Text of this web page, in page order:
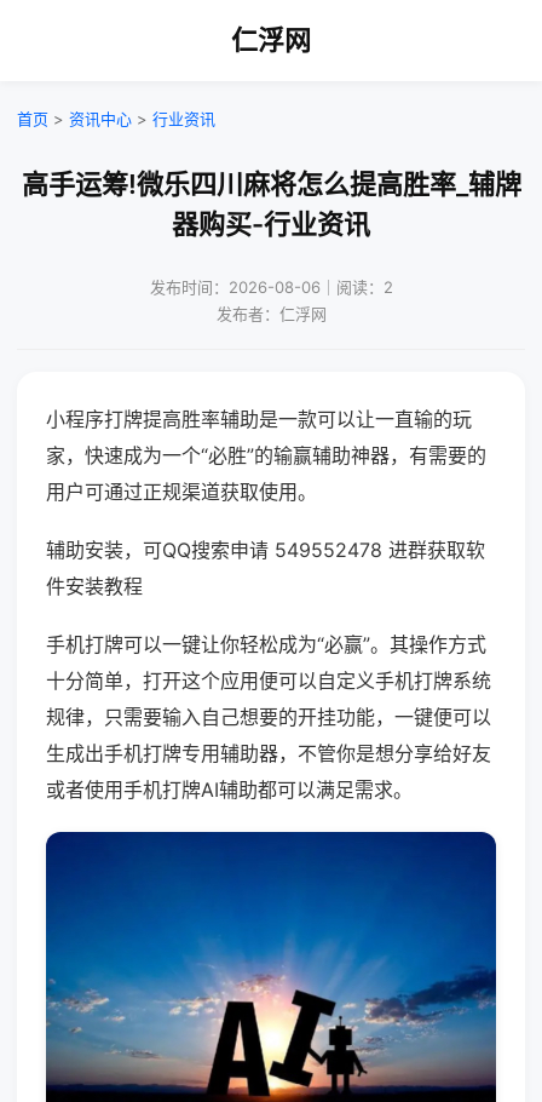
仁浮网
首页 > 资讯中心 > 行业资讯
高手运筹!微乐四川麻将怎么提高胜率_辅牌
器购买-行业资讯
发布时间：2026-08-06｜阅读：2
发布者：仁浮网
小程序打牌提高胜率辅助是一款可以让一直输的玩
家，快速成为一个“必胜”的输赢辅助神器，有需要的
用户可通过正规渠道获取使用。
辅助安装，可QQ搜索申请 549552478 进群获取软
件安装教程
手机打牌可以一键让你轻松成为“必赢”。其操作方式
十分简单，打开这个应用便可以自定义手机打牌系统
规律，只需要输入自己想要的开挂功能，一键便可以
生成出手机打牌专用辅助器，不管你是想分享给好友
或者使用手机打牌AI辅助都可以满足需求。